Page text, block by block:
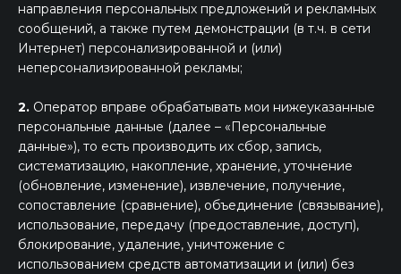
направления персональных предложений и рекламных
сообщений, а также путем демонстрации (в т.ч. в сети
Интернет) персонализированной и (или)
неперсонализированной рекламы;
2. Оператор вправе обрабатывать мои нижеуказанные
персональные данные (далее – «Персональные
данные»), то есть производить их сбор, запись,
систематизацию, накопление, хранение, уточнение
(обновление, изменение), извлечение, получение,
сопоставление (сравнение), объединение (связывание),
использование, передачу (предоставление, доступ),
блокирование, удаление, уничтожение с
использованием средств автоматизации и (или) без